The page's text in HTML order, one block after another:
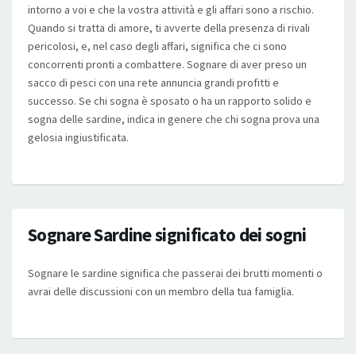
intorno a voi e che la vostra attività e gli affari sono a rischio.
Quando si tratta di amore, ti avverte della presenza di rivali
pericolosi, e, nel caso degli affari, significa che ci sono
concorrenti pronti a combattere. Sognare di aver preso un
sacco di pesci con una rete annuncia grandi profitti e
successo. Se chi sogna è sposato o ha un rapporto solido e
sogna delle sardine, indica in genere che chi sogna prova una
gelosia ingiustificata.
Sognare Sardine significato dei sogni
Sognare le sardine significa che passerai dei brutti momenti o
avrai delle discussioni con un membro della tua famiglia.